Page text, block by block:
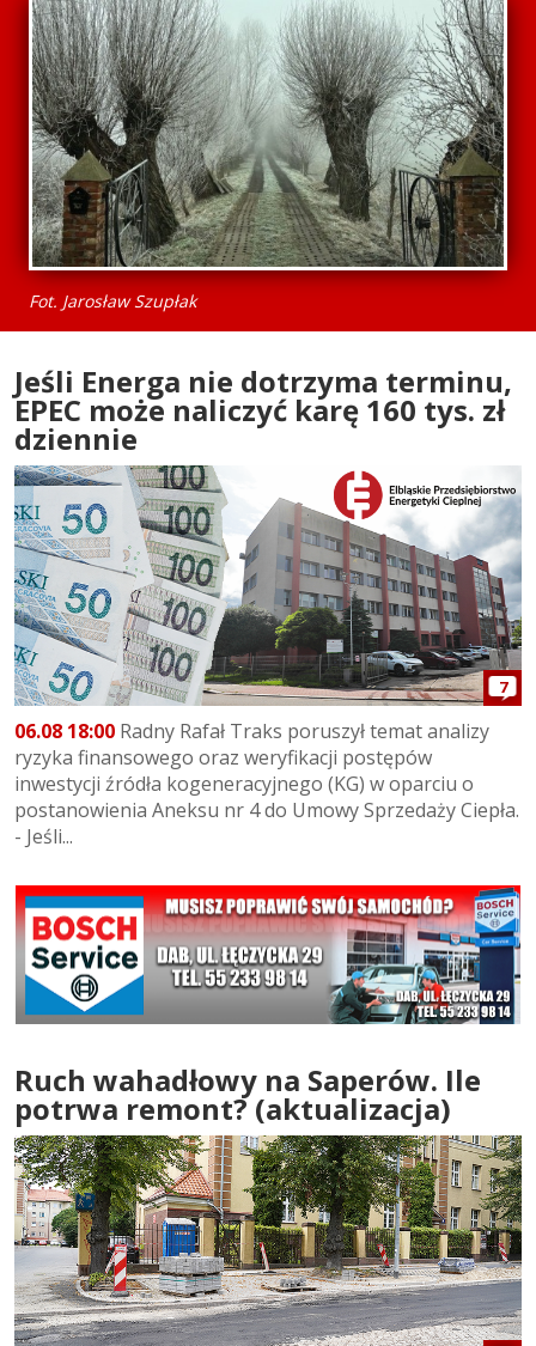
Fot. Jarosław Szupłak
Jeśli Energa nie dotrzyma terminu,
EPEC może naliczyć karę 160 tys. zł
dziennie
7
06.08 18:00 Radny Rafał Traks poruszył temat analizy
ryzyka finansowego oraz weryfikacji postępów
inwestycji źródła kogeneracyjnego (KG) w oparciu o
postanowienia Aneksu nr 4 do Umowy Sprzedaży Ciepła.
- Jeśli...
Ruch wahadłowy na Saperów. Ile
potrwa remont? (aktualizacja)